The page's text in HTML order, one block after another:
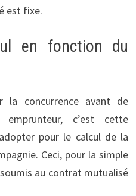
est fixe.
en fonction du
la concurrence avant de
emprunteur, c’est cette
pour le calcul de la
Ceci, pour la simple
au contrat mutualisé